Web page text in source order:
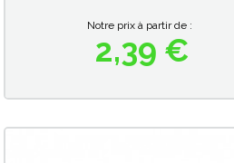
Prix
Notre prix à partir de :
2,39 €